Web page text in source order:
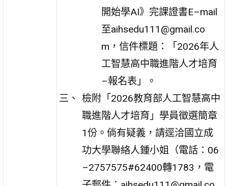
開始學AI》完課證書E–mail
至aihsedu111@gmail.co
m，信件標題：「2026年人
工智慧高中職進階人才培育
–報名表」。
檢附「2026教育部人工智慧高中
職進階人才培育」學員徵選簡章
1份。倘有疑義，請逕洽國立成
功大學聯絡人鍾小姐（電話：06
–2757575#62400轉1783，電